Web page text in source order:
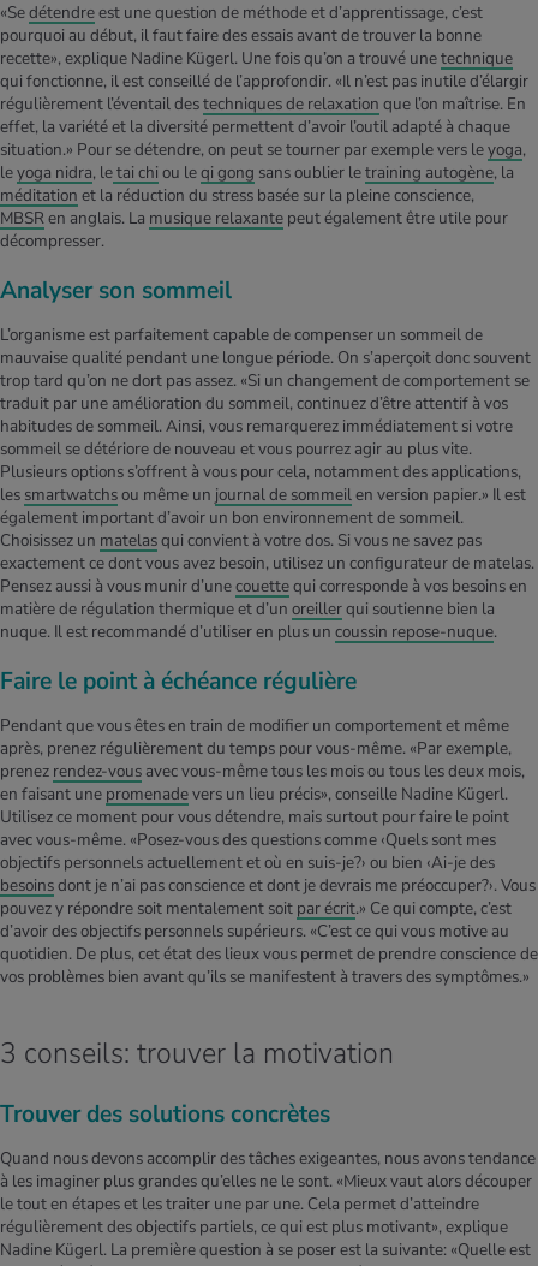
«Sedétendreest une question de méthode et d’apprentissage, c’est
pourquoi au début, il faut faire des essais avant de trouver la bonne
recette», explique Nadine Kügerl. Une fois qu’on a trouvé unetechnique
qui fonctionne, il est conseillé de l’approfondir. «Il n’est pas inutile d’élargir
régulièrement l’éventail destechniques de relaxation que l’on maîtrise. En
effet, la variété et la diversité permettent d’avoir l’outil adapté à chaque
situation.» Pour se détendre, on peut se tourner par exemple vers leyoga,
leyoga nidra, letai chi ou leqi gong sans oublier letraining autogène, la
méditation et la réduction du stress basée sur la pleine conscience,
MBSRen anglais. La musique relaxante peut également être utile pour
décompresser.
Analyser son sommeil
L’organisme est parfaitement capable de compenser un sommeil de
mauvaise qualité pendant une longue période. On s’aperçoit donc souvent
trop tard qu’on ne dort pas assez. «Si un changement de comportement se
traduit par une amélioration du sommeil, continuez d’être attentif à vos
habitudes de sommeil. Ainsi, vous remarquerez immédiatement si votre
sommeil se détériore de nouveau et vous pourrez agir au plus vite.
Plusieurs options s’offrent à vous pour cela, notamment des applications,
les smartwatchsou même un journal de sommeilen version papier.» Il est
également important d’avoir un bon environnement de sommeil.
Choisissez un matelasqui convient à votre dos. Si vous ne savez pas
exactement ce dont vous avez besoin, utilisez un configurateur de matelas.
Pensez aussi à vous munir d’unecouettequi corresponde à vos besoins en
matière de régulation thermique et d’un oreillerqui soutienne bien la
nuque. Il est recommandé d’utiliser en plus un coussin repose-nuque.
Faire le point à échéance régulière
Pendant que vous êtes en train de modifier un comportement et même
après, prenez régulièrement du temps pour vous-même. «Par exemple,
prenez rendez-vous avec vous-même tous les mois ou tous les deux mois,
en faisant une promenadevers un lieu précis», conseille Nadine Kügerl.
Utilisez ce moment pour vous détendre, mais surtout pour faire le point
avec vous-même. «Posez-vous des questions comme ‹Quels sont mes
objectifs personnels actuellement et où en suis-je?› ou bien ‹Ai-je des
besoinsdont je n’ai pas conscience et dont je devrais me préoccuper?›. Vous
pouvez y répondre soit mentalement soit par écrit.» Ce qui compte, c’est
d’avoir des objectifs personnels supérieurs. «C’est ce qui vous motive au
quotidien. De plus, cet état des lieux vous permet de prendre conscience de
vos problèmes bien avant qu’ils se manifestent à travers des symptômes.»
3 conseils: trouver la motivation
Trouver des solutions concrètes
Quand nous devons accomplir des tâches exigeantes, nous avons tendance
à les imaginer plus grandes qu’elles ne le sont. «Mieux vaut alors découper
le tout en étapes et les traiter une par une. Cela permet d’atteindre
régulièrement des objectifs partiels, ce qui est plus motivant», explique
Nadine Kügerl. La première question à se poser est la suivante: «Quelle est